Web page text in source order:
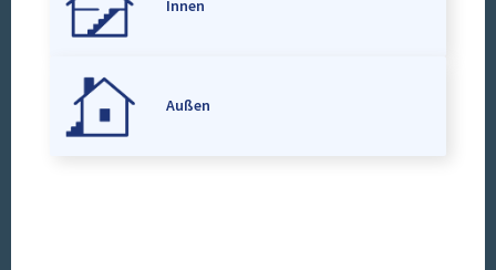
Innen
Außen